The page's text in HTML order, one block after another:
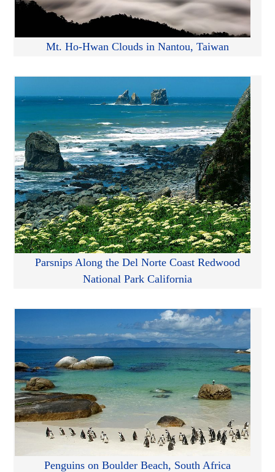
Mt. Ho-Hwan Clouds in Nantou, Taiwan
Parsnips Along the Del Norte Coast Redwood
National Park California
Penguins on Boulder Beach, South Africa